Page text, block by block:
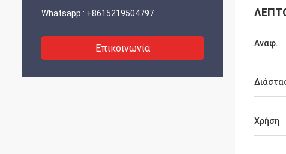
Whatsapp : +8615219504797
Επικοινωνία Αναφ.
Χρήση